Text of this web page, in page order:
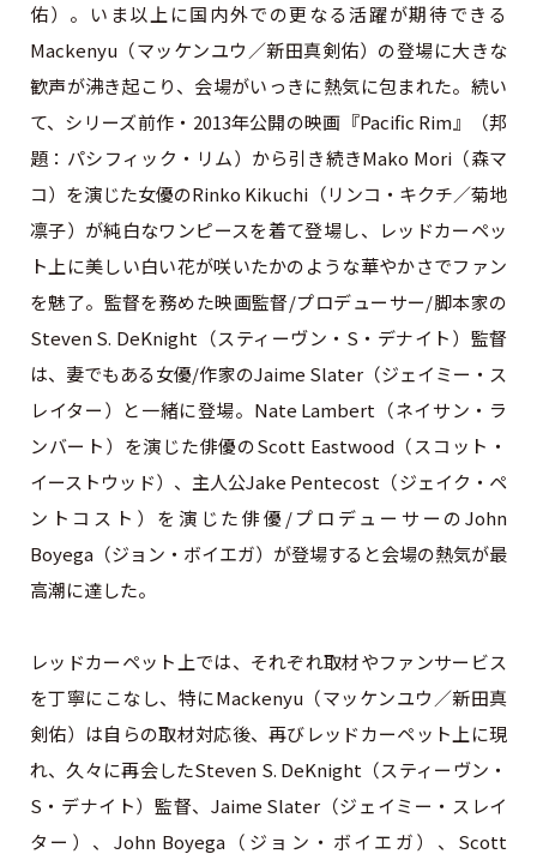
佑）。いま以上に国内外での更なる活躍が期待できる
Mackenyu（マッケンユウ／新田真剣佑）の登場に大きな
歓声が沸き起こり、会場がいっきに熱気に包まれた。続い
て、シリーズ前作・2013年公開の映画『Pacific Rim』（邦
題：パシフィック・リム）から引き続きMako Mori（森マ
コ）を演じた女優のRinko Kikuchi（リンコ・キクチ／菊地
凛子）が純白なワンピースを着て登場し、レッドカーペッ
ト上に美しい白い花が咲いたかのような華やかさでファン
を魅了。監督を務めた映画監督/プロデューサー/脚本家の
Steven S. DeKnight（スティーヴン・S・デナイト）監督
は、妻でもある女優/作家のJaime Slater（ジェイミー・ス
レイター）と一緒に登場。Nate Lambert（ネイサン・ラ
ンバート）を演じた俳優のScott Eastwood（スコット・
イーストウッド）、主人公Jake Pentecost（ジェイク・ペ
ントコスト）を演じた俳優/プロデューサーのJohn
Boyega（ジョン・ボイエガ）が登場すると会場の熱気が最
高潮に達した。
レッドカーペット上では、それぞれ取材やファンサービス
を丁寧にこなし、特にMackenyu（マッケンユウ／新田真
剣佑）は自らの取材対応後、再びレッドカーペット上に現
れ、久々に再会したSteven S. DeKnight（スティーヴン・
S・デナイト）監督、Jaime Slater（ジェイミー・スレイ
ター）、John Boyega（ジョン・ボイエガ）、Scott